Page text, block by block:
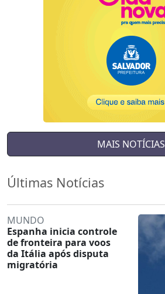
MAIS NOTÍCIAS
Últimas Notícias
MUNDO
Espanha inicia controle
de fronteira para voos
da Itália após disputa
migratória